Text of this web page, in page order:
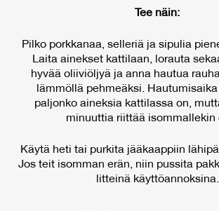
Tee näin:
Pilko porkkanaa, selleriä ja sipulia
Laita ainekset kattilaan, lorauta
hyvää oliiviöljyä ja anna hautua
lämmöllä pehmeäksi.
paljonko aineksia kattilassa on,
minuuttia riittää isommallekin
Käytä heti tai purkita jääkaappiin
Jos teit isomman erän, niin pussita
litteinä käyttöannoksina.